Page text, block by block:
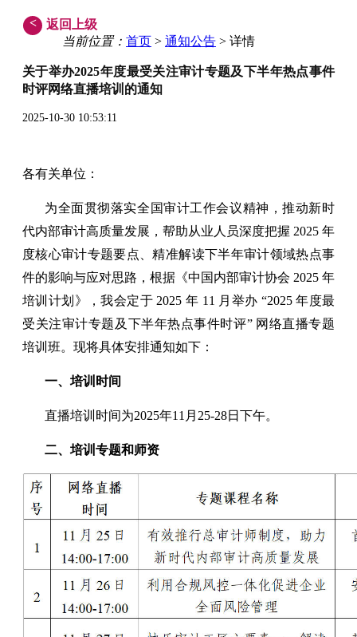
<
返回上级
当前位置： 首页 > 通知公告 > 详情
关于举办2025年度最受关注审计专题及下半年热点事件
时评网络直播培训的通知
2025-10-30 10:53:11
各有关单位：
为全面贯彻落实全国审计工作会议精神，推动新时
代内部审计高质量发展，帮助从业人员深度把握 2025 年
度核心审计专题要点、精准解读下半年审计领域热点事
件的影响与应对思路，根据《中国内部审计协会 2025 年
培训计划》，我会定于 2025 年 11 月举办 “2025 年度最
受关注审计专题及下半年热点事件时评” 网络直播专题
培训班。现将具体安排通知如下：
一、培训时间
直播培训时间为2025年11月25-28日下午。
二、培训专题和师资